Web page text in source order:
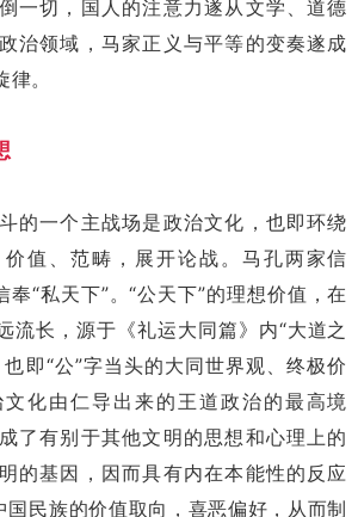
一切，国人的注意力遂从文学、道德
治领域，马家正义与平等的变奏遂成
。
的一个主战场是政治文化，也即环绕
值、范畴，展开论战。马孔两家信
奉“私天下”。“公天下”的理想价值，在
流长，源于《礼运大同篇》内“大道之
即“公”字当头的大同世界观、终极价
化由仁导出来的王道政治的最高境
了有别于其他文明的思想和心理上的
的基因，因而具有内在本能性的反应
民族的价值取向，喜恶偏好，从而制